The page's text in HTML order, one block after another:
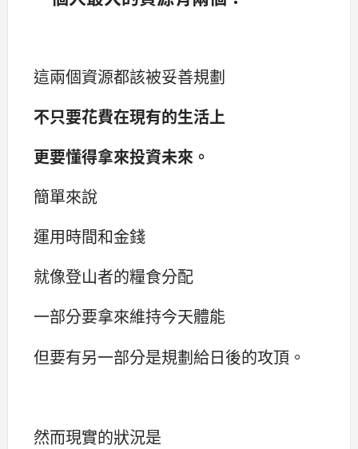
這兩個資源都該被妥善規劃
不只要花費在現有的生活上
更要懂得拿來投資未來。
簡單來說
運用時間和金錢
就像登山者的糧食分配
一部分要拿來維持今天體能
但要有另一部分是規劃給日後的攻頂。
然而現實的狀況是